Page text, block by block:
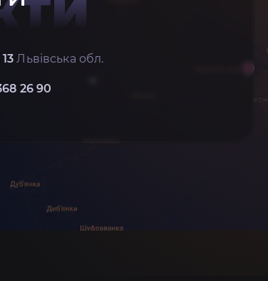
Львівська обл.
26 90